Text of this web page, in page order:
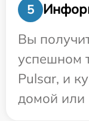
5
Вы
успешном
Pulsar, и
домой или